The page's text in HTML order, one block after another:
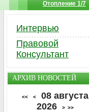
Отопление 1/7
Интервью
Правовой
Консультант
АРХИВ НОВОСТЕЙ
<< <
08 августа
2026
> >>